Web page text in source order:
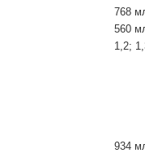
768
560
1,2;
934